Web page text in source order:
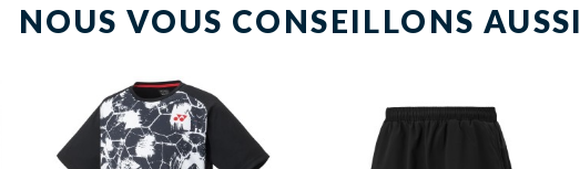
NOUS VOUS CONSEILLONS AUSSI